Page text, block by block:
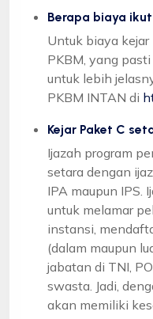
Berapa biaya
Untuk biaya
PKBM, yang
untuk lebih
PKBM INTAN di
Kejar Paket C
Ijazah program
setara dengan
IPA maupun IPS.
untuk melamar
instansi,
(dalam maupun
jabatan di TNI,
swasta. Jadi,
akan memiliki